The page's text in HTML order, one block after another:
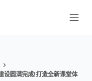
设圆满完成!打造全新课堂体